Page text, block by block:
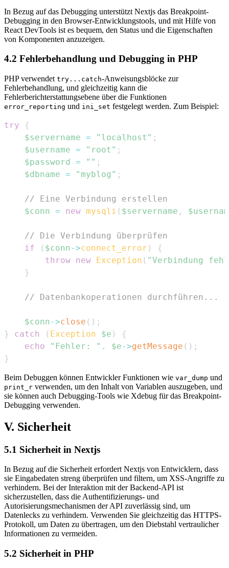
In Bezug auf das Debugging unterstützt Nextjs das Breakpoint-
Debugging in den Browser-Entwicklungstools, und mit Hilfe von
React DevTools ist es bequem, den Status und die Eigenschaften
von Komponenten anzuzeigen.
4.2 Fehlerbehandlung und Debugging in PHP
PHP verwendet try...catch-Anweisungsblöcke zur
Fehlerbehandlung, und gleichzeitig kann die
Fehlerberichterstattungsebene über die Funktionen
error_reporting und ini_set festgelegt werden. Zum Beispiel:
try
{
$servername = "localhost" ;
$username = "root" ;
$password
= "" ;
$dbname = "myblog" ;
// Eine Verbindung erstellen
$conn = new mysqli ( $servername ,
// Die Verbindung überprüfen
if
( $conn->connect_error )
{
throw new Exception ( "Verbindung
}
// Datenbankoperationen durchführen...
$conn->close ( ) ;
}
catch ( Exception $e )
{
echo
"Fehler: " . $e->getMessage ( ) ;
}
Beim Debuggen können Entwickler Funktionen wie var_dump und
print_r verwenden, um den Inhalt von Variablen auszugeben, und
sie können auch Debugging-Tools wie Xdebug für das Breakpoint-
Debugging verwenden.
V. Sicherheit
5.1 Sicherheit in Nextjs
In Bezug auf die Sicherheit erfordert Nextjs von Entwicklern, dass
sie Eingabedaten streng überprüfen und filtern, um XSS-Angriffe zu
verhindern. Bei der Interaktion mit der Backend-API ist
sicherzustellen, dass die Authentifizierungs- und
Autorisierungsmechanismen der API zuverlässig sind, um
Datenlecks zu verhindern. Verwenden Sie gleichzeitig das HTTPS-
Protokoll, um Daten zu übertragen, um den Diebstahl vertraulicher
Informationen zu vermeiden.
5.2 Sicherheit in PHP